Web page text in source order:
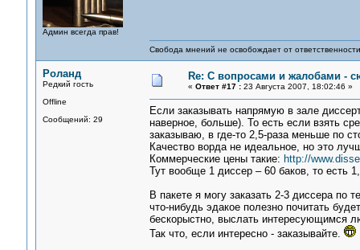
Админ всегда прав!
Свобода мнений не освобождает от
Роланд
Редкий гость
Offline
Сообщений: 29
Re: С вопросами и жалобами -
« Ответ #17 :23 Августа 2007, 18:02:46 »
Если заказывать напрямую в зале
наверное, больше). То есть если взять
заказываю, в где-то 2,5-раза меньше по
Качество ворда не идеальное, но это
Коммерческие цены такие: http://
Тут вообще 1 диссер – 60 баков, то есть
В пакете я могу заказать 2-3 диссера
что-нибудь эдакое полезно почитать
бескорыстно, выслать интересующимся
Так что, если интересно - заказывайте.